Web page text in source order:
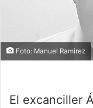
Foto: Manuel Ramirez
El excanciller